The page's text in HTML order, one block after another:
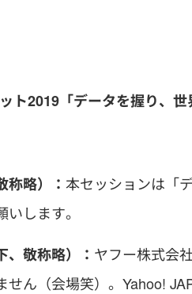
ト2019「データを握り、世
称略）： 本セッションは「
します。
敬称略）： ヤフー株式会
せん（会場笑）。Yahoo!